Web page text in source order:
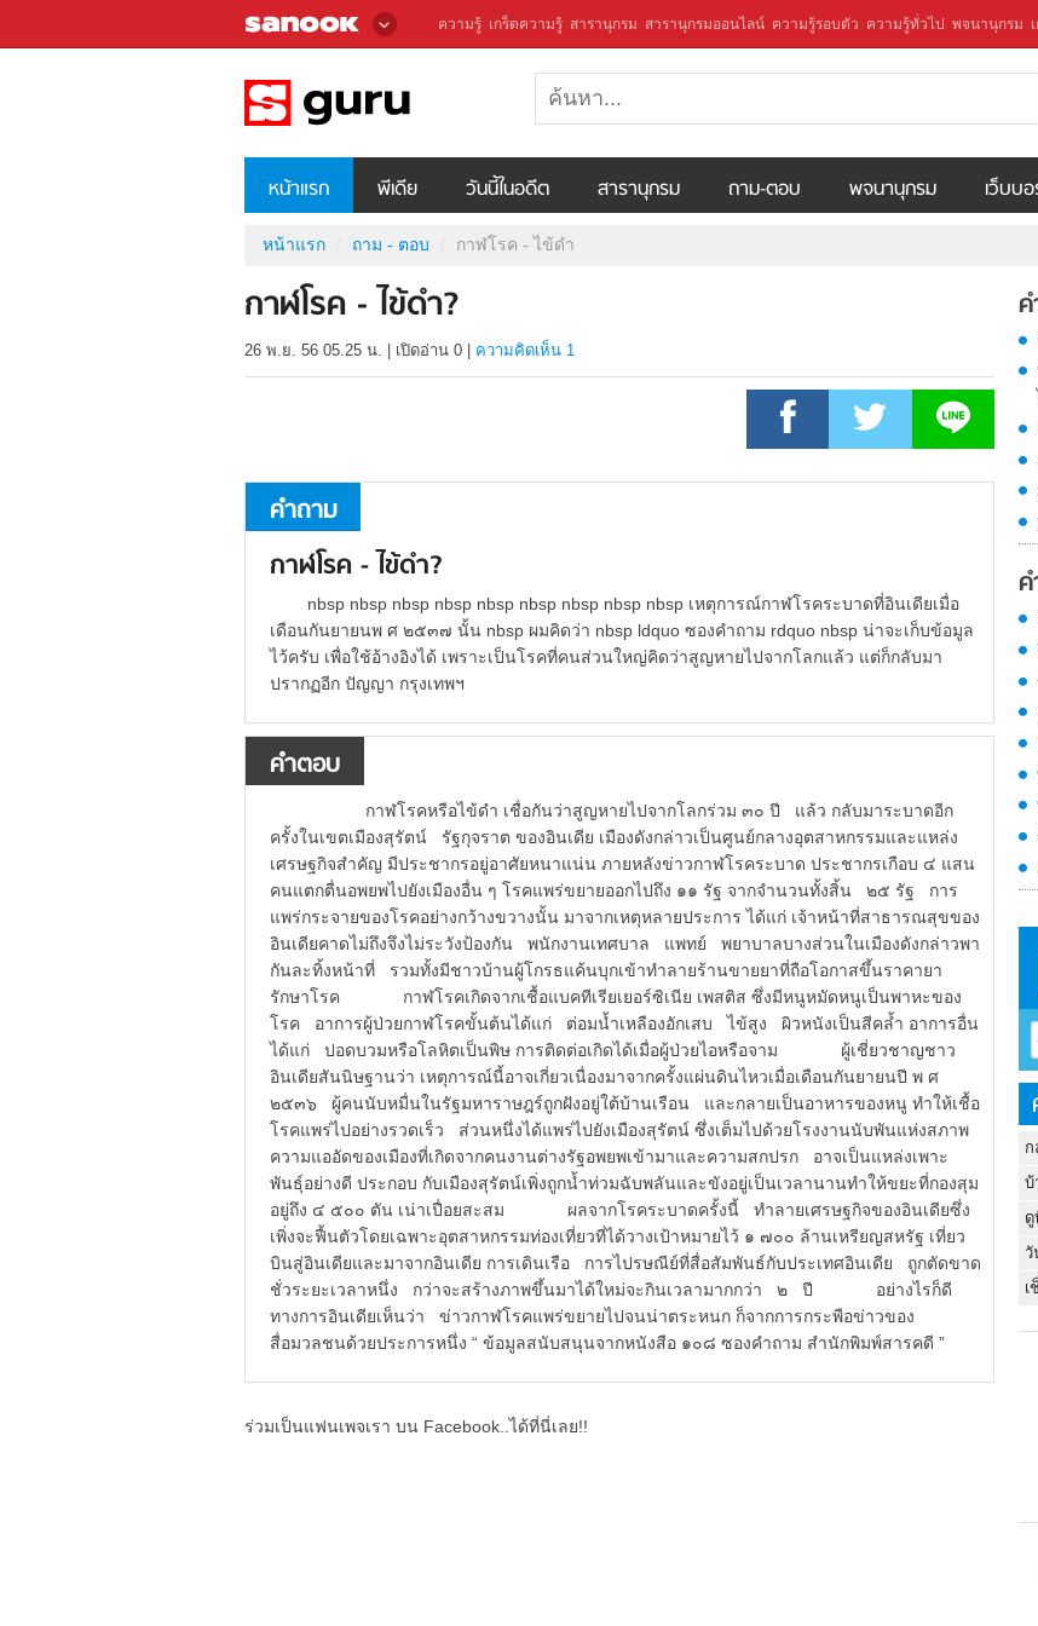
ความรู้ เกร็ดความรู้ สารานุกรม สารานุกรมออนไลน์ ความรู้รอบตัว ความรู้ทั่วไป พจนานุกรม
หน้าแรก พีเดีย วันนี้ในอดีต สารานุกรม ถาม-ตอบ พจนานุกรม เว็บบ
หน้าแรก ถาม - ตอบ กาฬโรค - ไข้ดำ
กาฬโรค - ไข้ดำ?
26 พ.ย. 56 05.25 น. เปิดอ่าน 0 ความคิดเห็น 1
คำถาม
กาฬโรค - ไข้ดำ?
nbsp nbsp nbsp nbsp nbsp nbsp nbsp nbsp nbsp เหตุการณ์กาฬโรคระบาดที่อินเดียเมื่อ
เดือนกันยายนพ ศ ๒๕๓๗ นั้น nbsp ผมคิดว่า nbsp ldquo ซองคำถาม rdquo nbsp น่าจะเก็บข้อมูล
ไว้ครับ เพื่อใช้อ้างอิงได้ เพราะเป็นโรคที่คนส่วนใหญ่คิดว่าสูญหายไปจากโลกแล้ว แต่ก็กลับมา
ปรากฏอีก ปัญญา กรุงเทพฯ
คำตอบ
กาฬโรคหรือไข้ดำ เชื่อกันว่าสูญหายไปจากโลกร่วม ๓๐ ปี แล้ว กลับมาระบาดอีก
ครั้งในเขตเมืองสุรัตน์ รัฐกุจราต ของอินเดีย เมืองดังกล่าวเป็นศูนย์กลางอุตสาหกรรมและแหล่ง
เศรษฐกิจสำคัญ มีประชากรอยู่อาศัยหนาแน่น ภายหลังข่าวกาฬโรคระบาด ประชากรเกือบ ๔ แสน
คนแตกตื่นอพยพไปยังเมืองอื่น ๆ โรคแพร่ขยายออกไปถึง ๑๑ รัฐ จากจำนวนทั้งสิ้น ๒๕ รัฐ การ
แพร่กระจายของโรคอย่างกว้างขวางนั้น มาจากเหตุหลายประการ ได้แก่ เจ้าหน้าที่สาธารณสุขของ
อินเดียคาดไม่ถึงจึงไม่ระวังป้องกัน พนักงานเทศบาล แพทย์ พยาบาลบางส่วนในเมืองดังกล่าวพา
กันละทิ้งหน้าที่ รวมทั้งมีชาวบ้านผู้โกรธแค้นบุกเข้าทำลายร้านขายยาที่ถือโอกาสขึ้นราคายา
รักษาโรค กาฬโรคเกิดจากเชื้อแบคทีเรียเยอร์ซิเนีย เพสติส ซึ่งมีหนูหมัดหนูเป็นพาหะของ
โรค อาการผู้ป่วยกาฬโรคขั้นต้นได้แก่ ต่อมน้ำเหลืองอักเสบ ไข้สูง ผิวหนังเป็นสีคล้ำ อาการอื่น
ได้แก่ ปอดบวมหรือโลหิตเป็นพิษ การติดต่อเกิดได้เมื่อผู้ป่วยไอหรือจาม ผู้เชี่ยวชาญชาว
อินเดียสันนิษฐานว่า เหตุการณ์นี้อาจเกี่ยวเนื่องมาจากครั้งแผ่นดินไหวเมื่อเดือนกันยายนปี พ ศ
๒๕๓๖ ผู้คนนับหมื่นในรัฐมหาราษฎร์ถูกฝังอยู่ใต้บ้านเรือน และกลายเป็นอาหารของหนู ทำให้เชื้อ
โรคแพร่ไปอย่างรวดเร็ว ส่วนหนึ่งได้แพร่ไปยังเมืองสุรัตน์ ซึ่งเต็มไปด้วยโรงงานนับพันแห่งสภาพ
ความแออัดของเมืองที่เกิดจากคนงานต่างรัฐอพยพเข้ามาและความสกปรก อาจเป็นแหล่งเพาะ
พันธุ์อย่างดี ประกอบ กับเมืองสุรัตน์เพิ่งถูกน้ำท่วมฉับพลันและขังอยู่เป็นเวลานานทำให้ขยะที่กองสุม
อยู่ถึง ๔ ๕๐๐ ตัน เน่าเปื่อยสะสม ผลจากโรคระบาดครั้งนี้ ทำลายเศรษฐกิจของอินเดียซึ่ง
เพิ่งจะฟื้นตัวโดยเฉพาะอุตสาหกรรมท่องเที่ยวที่ได้วางเป้าหมายไว้ ๑ ๗๐๐ ล้านเหรียญสหรัฐ เที่ยว
บินสู่อินเดียและมาจากอินเดีย การเดินเรือ การไปรษณีย์ที่สื่อสัมพันธ์กับประเทศอินเดีย ถูกตัดขาด
ชั่วระยะเวลาหนึ่ง กว่าจะสร้างภาพขึ้นมาได้ใหม่จะกินเวลามากกว่า ๒ ปี อย่างไรก็ดี
ทางการอินเดียเห็นว่า ข่าวกาฬโรคแพร่ขยายไปจนน่าตระหนก ก็จากการกระพือข่าวของ
สื่อมวลชนด้วยประการหนึ่ง “ ข้อมูลสนับสนุนจากหนังสือ ๑๐๘ ซองคำถาม สำนักพิมพ์สารคดี ”
ร่วมเป็นแฟนเพจเรา บน Facebook..ได้ที่นี่เลย!!
ก
บ้
วั
เ